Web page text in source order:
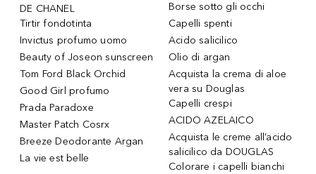
DE CHANEL
Tirtir fondotinta
Invictus profumo uomo
Beauty of Joseon sunscreen
Tom Ford Black Orchid
Good Girl profumo
Prada Paradoxe
Master Patch Cosrx
Breeze Deodorante Argan
La vie est belle
Borse sotto gli occhi
Capelli spenti
Acido salicilico
Olio di argan
Acquista la crema di aloe
vera su Douglas
Capelli crespi
ACIDO AZELAICO
Acquista le creme all’acido
salicilico da DOUGLAS
Colorare i capelli bianchi